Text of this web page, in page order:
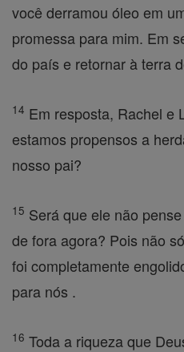
você derramou óleo em
promessa para mim. Em
do país e retornar à terra
14 Em resposta, Rachel e
estamos propensos a
nosso pai?
15 Será que ele não
de fora agora? Pois não
foi completamente
para nós .
16 Toda a riqueza que